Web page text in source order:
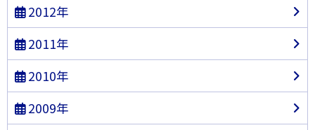
2012年
2011年
2010年
2009年